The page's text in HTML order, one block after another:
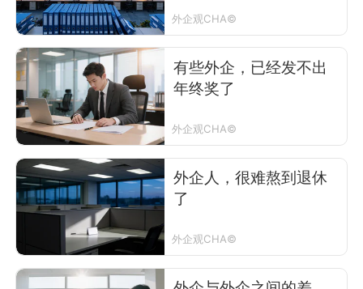
外企观CHA©
有些外企，已经发不出
年终奖了
外企观CHA©
外企人，很难熬到退休
了
外企观CHA©